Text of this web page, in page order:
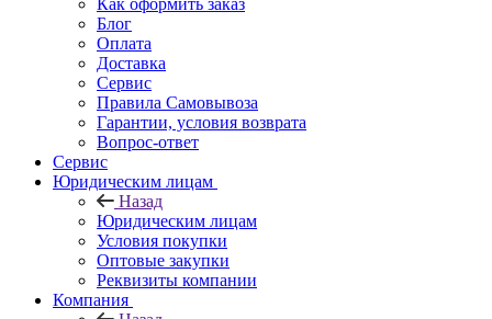
Блог
Оплата
Доставка
Сервис
Правила Самовывоза
Гарантии, условия возврата
Вопрос-ответ
Сервис
Юридическим лицам
Назад
Юридическим лицам
Условия покупки
Оптовые закупки
Реквизиты компании
Компания